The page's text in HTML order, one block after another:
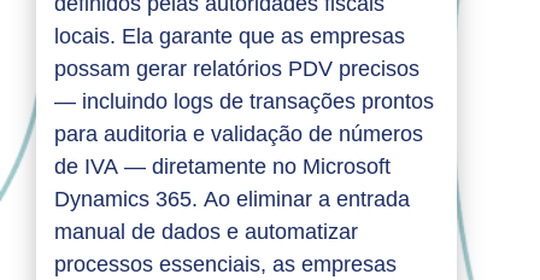
locais. Ela garante que as empresas
possam gerar relatórios PDV precisos
— incluindo logs de transações prontos
para auditoria e validação de números
de IVA — diretamente no Microsoft
Dynamics 365. Ao eliminar a entrada
manual de dados e automatizar
processos essenciais, as empresas